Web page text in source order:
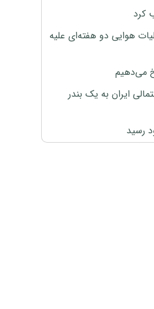
کرد
هوایی دو هفته‌ای علیه
می‌دهیم
ایران به یک بندر
رسید